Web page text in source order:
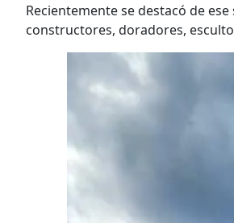
Recientemente se destacó de
constructores, doradores,